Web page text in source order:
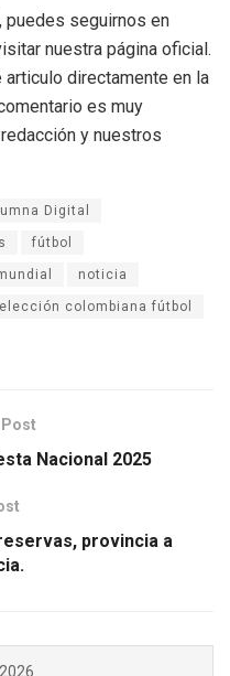
puedes seguirnos en
nuestra página oficial.
directamente en la
es muy
y nuestros
Digital
fútbol
noticia
colombiana fútbol
Nacional 2025
provincia a